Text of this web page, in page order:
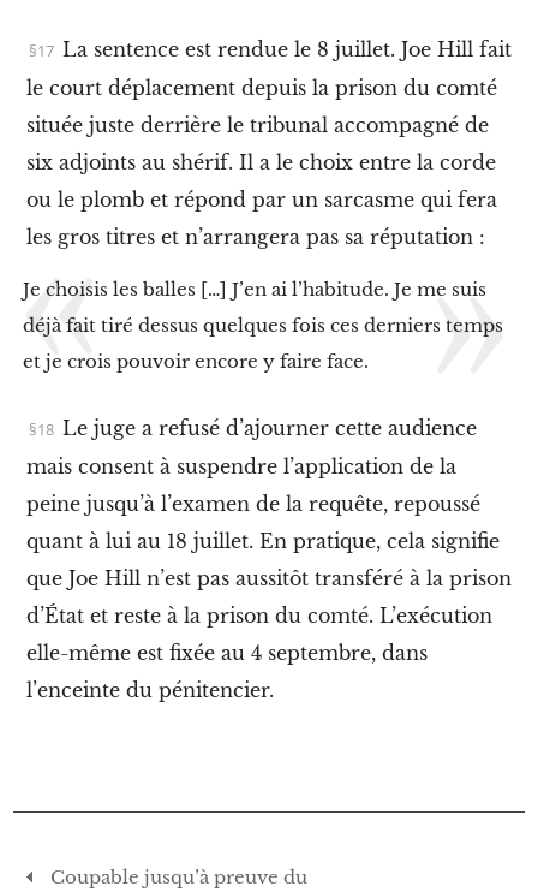
La sentence est rendue le 8 juillet. Joe Hill fait
le court déplacement depuis la prison du comté
située juste derrière le tribunal accompagné de
six adjoints au shérif. Il a le choix entre la corde
ou le plomb et répond par un sarcasme qui fera
les gros titres et n’arrangera pas sa réputation :
Je choisis les balles […] J’en ai l’habitude. Je me suis
déjà fait tiré dessus quelques fois ces derniers temps
et je crois pouvoir encore y faire face.
Le juge a refusé d’ajourner cette audience
mais consent à suspendre l’application de la
peine jusqu’à l’examen de la requête, repoussé
quant à lui au 18 juillet. En pratique, cela signifie
que Joe Hill n’est pas aussitôt transféré à la prison
d’État et reste à la prison du comté. L’exécution
elle-même est fixée au 4 septembre, dans
l’enceinte du pénitencier.
Coupable jusqu’à preuve du
i
s
e
t
l
a
N
a
t
u
r
e
X
I
J
o
e
H
l
l
,
l
s
l
s